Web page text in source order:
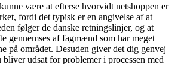
være at efterse hvorvidt netshoppen er
fordi det typisk er en angivelse af at
følger de danske retningslinjer, og at
gennemses af fagmænd som har meget
på området. Desuden giver det dig genvej
udsat for problemer i processen med